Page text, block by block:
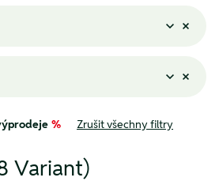
% Zrušit všechny filtry
Variant)